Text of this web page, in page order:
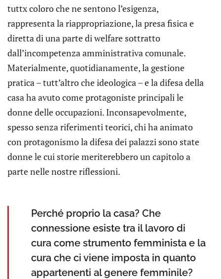
tuttx coloro che ne sentono l’esigenza,
rappresenta la riappropriazione, la presa fisica e
diretta di una parte di welfare sottratto
dall’incompetenza amministrativa comunale.
Materialmente, quotidianamente, la gestione
pratica – tutt’altro che ideologica – e la difesa della
casa ha avuto come protagoniste principali le
donne delle occupazioni. Inconsapevolmente,
spesso senza riferimenti teorici, chi ha animato
con protagonismo la difesa dei palazzi sono state
donne le cui storie meriterebbero un capitolo a
parte nelle nostre riflessioni.
Perché proprio la casa? Che
connessione esiste tra il lavoro di
cura come strumento femminista e la
cura che ci viene imposta in quanto
appartenenti al genere femminile?